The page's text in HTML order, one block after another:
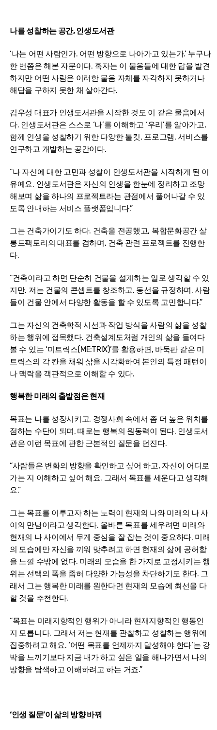
나를 성찰하는 공간, 인생도서관
‘나는 어떤 사람인가. 어떤 방향으로 나아가고 있는가.’ 누구나
한 번쯤은 해본 자문이다. 혹자는 이 물음들에 대한 답을 발견
하지만 어떤 사람은 이러한 물음 자체를 자각하지 못하거나
해답을 구하지 못한 채 살아간다.
김우성 대표가 인생도서관을 시작한 것도 이 같은 물음에서
다. 인생도서관은 스스로 ‘나’를 이해하고 ‘우리’를 알아가고,
함께 인생을 성찰하기 위한 다양한 툴킷, 프로그램, 서비스를
연구하고 개발하는 공간이다.
“나 자신에 대한 고민과 성찰이 인생도서관을 시작하게 된 이
유예요. 인생도서관은 자신의 인생을 한눈에 정리하고 조망
해보며 삶을 하나의 프로젝트라는 관점에서 풀어나갈 수 있
도록 안내하는 서비스 플랫폼입니다.”
그는 건축가이기도 하다. 건축을 전공했고, 복합문화공간 살
롱드팩토리의 대표를 겸하며, 건축 관련 프로젝트를 진행한
다.
“건축이라고 하면 단순히 건물을 설계하는 일로 생각할 수 있
지만, 저는 건물의 콘셉트를 창조하고, 동선을 규정하며, 사람
들이 건물 안에서 다양한 활동을 할 수 있도록 고민합니다.”
그는 자신의 건축학적 시선과 작업 방식을 사람의 삶을 성찰
하는 행위에 접목했다. 건축설계도처럼 개인의 삶을 들여다
볼 수 있는 ‘미트릭스(ME:TRIX)’를 활용하면, 바둑판 같은 미
트릭스의 각 칸을 채워 삶을 시각화하여 본인의 특정 패턴이
나 맥락을 객관적으로 이해할 수 있다.
행복한 미래의 출발점은 현재
목표는 나를 성장시키고, 경쟁사회 속에서 좀 더 높은 위치를
점하는 수단이 되며, 때로는 행복의 원동력이 된다. 인생도서
관은 이런 목표에 관한 근본적인 질문을 던진다.
“사람들은 변화의 방향을 확인하고 싶어 하고, 자신이 어디로
가는 지 이해하고 싶어 해요. 그래서 목표를 세운다고 생각해
요.”
그는 목표를 이루고자 하는 노력이 현재의 나와 미래의 나 사
이의 만남이라고 생각한다. 올바른 목표를 세우려면 미래와
현재의 나 사이에서 무게 중심을 잘 잡는 것이 중요하다. 미래
의 모습에만 자신을 끼워 맞추려고 하면 현재의 삶에 공허함
을 느낄 수밖에 없다. 미래의 모습을 한 가지로 고정시키는 행
위는 선택의 폭을 좁혀 다양한 가능성을 차단하기도 한다. 그
래서 그는 행복한 미래를 원한다면 현재의 모습에 최선을 다
할 것을 추천한다.
“목표는 미래지향적인 행위가 아니라 현재지향적인 행동인
지 모릅니다. 그래서 저는 현재를 관찰하고 성찰하는 행위에
집중하려고 해요. ‘어떤 목표를 언제까지 달성해야 한다’는 강
박을 느끼기보다 지금 내가 하고 싶은 일을 해나가면서 나의
방향을 탐색하고 이해하려고 하는 거죠.”
‘인생 질문’이 삶의 방향 바꿔